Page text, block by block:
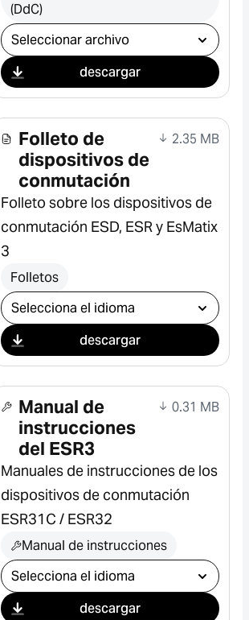
(DdC)
Seleccionar descarga
descargar
Folleto de
dispositivos de
conmutación
2.35 MB
Folleto sobre los dispositivos de
conmutación ESD, ESR y EsMatix
3
Folletos
Seleccionar descarga
descargar
Manual de
instrucciones
del ESR3
0.31 MB
Manuales de instrucciones de los
dispositivos de conmutación
ESR31C / ESR32
Manual de instrucciones
Seleccionar descarga
descargar